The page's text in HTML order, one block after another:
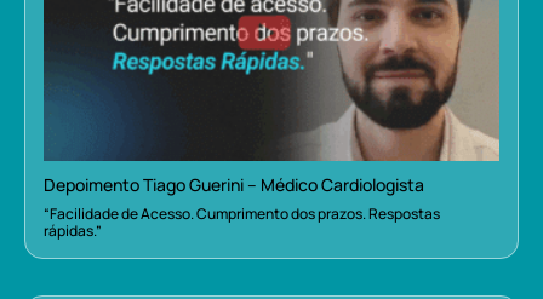
Depoimento Tiago Guerini – Médico Cardiologista
“Facilidade de Acesso. Cumprimento dos prazos. Respostas
rápidas.”